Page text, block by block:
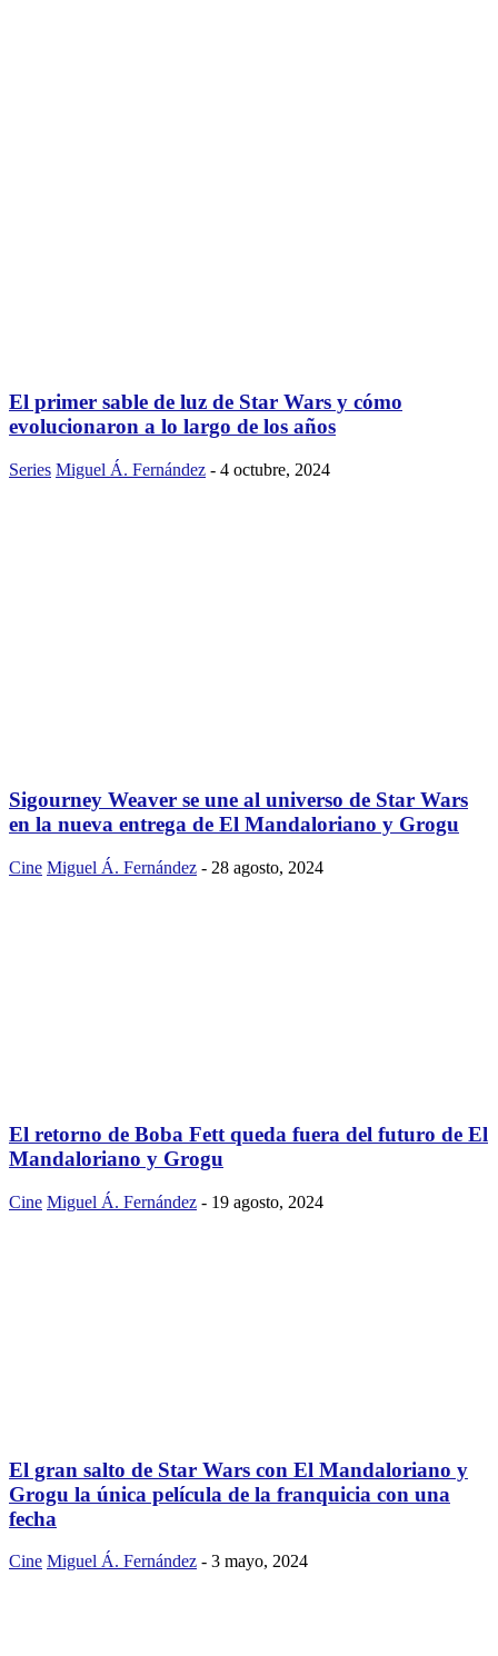
El primer sable de luz de Star Wars y cómo
evolucionaron a lo largo de los años
Series Miguel Á. Fernández - 4 octubre, 2024
Sigourney Weaver se une al universo de Star Wars
en la nueva entrega de El Mandaloriano y Grogu
Cine Miguel Á. Fernández - 28 agosto, 2024
El retorno de Boba Fett queda fuera del futuro de El
Mandaloriano y Grogu
Cine Miguel Á. Fernández - 19 agosto, 2024
El gran salto de Star Wars con El Mandaloriano y
Grogu la única película de la franquicia con una
fecha
Cine Miguel Á. Fernández - 3 mayo, 2024